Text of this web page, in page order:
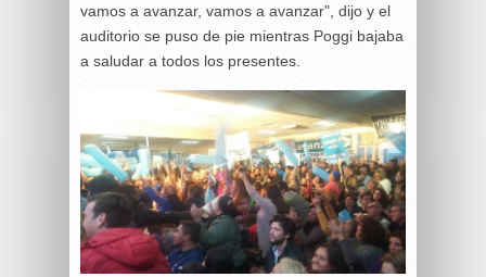
vamos a avanzar, vamos a avanzar", dijo y el
auditorio se puso de pie mientras Poggi bajaba
a saludar a todos los presentes.